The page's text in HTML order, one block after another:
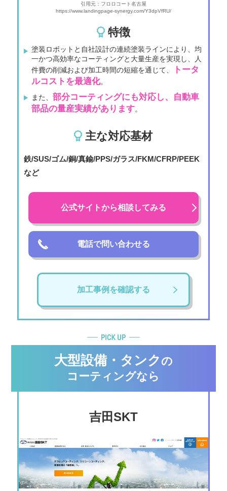
引用元：フロロコート名古屋
https://www.landingpage-synergy.com/Y3dpVfRU/
特徴
塗装ロボットと自社設計の連続塗装ラインにより、均
一かつ高効率なコーティングと大量生産を実現し、人
件費の削減および加工時間の短縮を通じて、
トータ
ルコストを最適化。
また、 部分コーティングにも対応し、自動車
部品の量産実績があります。
主な対応基材
鉄/SUS/ゴム/銅/真鍮/PPS/ガラス/FKM/CFRP/PEEK
など
公式サイトから相談してみる
電話で問い合わせる
加工事例を確認する
大型設備・タンク の
コーティングなら
吉⽥SKT